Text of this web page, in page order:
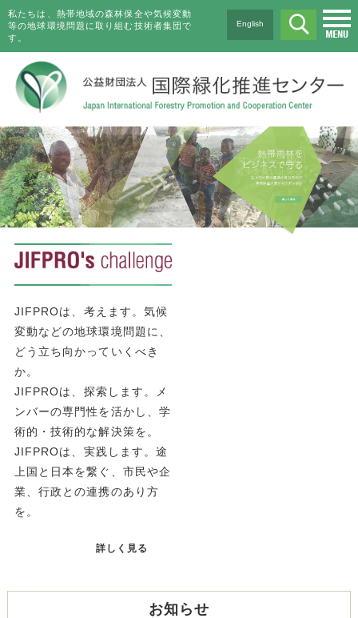
私たちは、熱帯地域の森林保全や気候変動
等の地球環境問題に取り組む技術者集団で
す。
English
JIFPROは、考えます。気候
変動などの地球環境問題に、
どう立ち向かっていくべき
か。
JIFPROは、探索します。メ
ンバーの専門性を活かし、学
術的・技術的な解決策を。
JIFPROは、実践します。途
上国と日本を繋ぐ、市民や企
業、行政との連携のあり方
を。
詳しく見る
お知らせ